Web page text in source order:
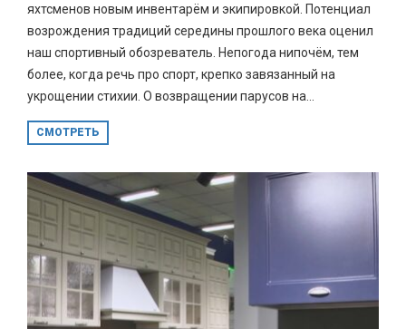
яхтсменов новым инвентарём и экипировкой. Потенциал
возрождения традиций середины прошлого века оценил
наш спортивный обозреватель. Непогода нипочём, тем
более, когда речь про спорт, крепко завязанный на
укрощении стихии. О возвращении парусов на...
СМОТРЕТЬ